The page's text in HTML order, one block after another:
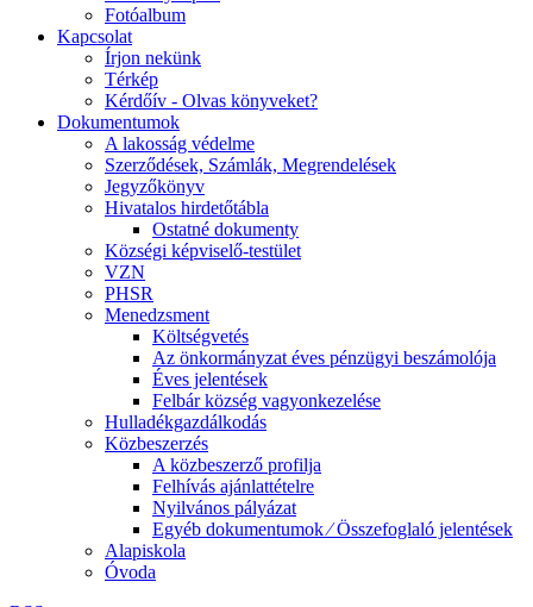
Fotóalbum
Kapcsolat
Írjon nekünk
Térkép
Kérdőív - Olvas könyveket?
Dokumentumok
A lakosság védelme
Szerződések, Számlák, Megrendelések
Jegyzőkönyv
Hivatalos hirdetőtábla
Ostatné dokumenty
Községi képviselő-testület
VZN
PHSR
Menedzsment
Költségvetés
Az önkormányzat éves pénzügyi beszámolója
Éves jelentések
Felbár község vagyonkezelése
Hulladékgazdálkodás
Közbeszerzés
A közbeszerző profilja
Felhívás ajánlattételre
Nyilvános pályázat
Egyéb dokumentumok ⁄ Összefoglaló jelentések
Alapiskola
Óvoda